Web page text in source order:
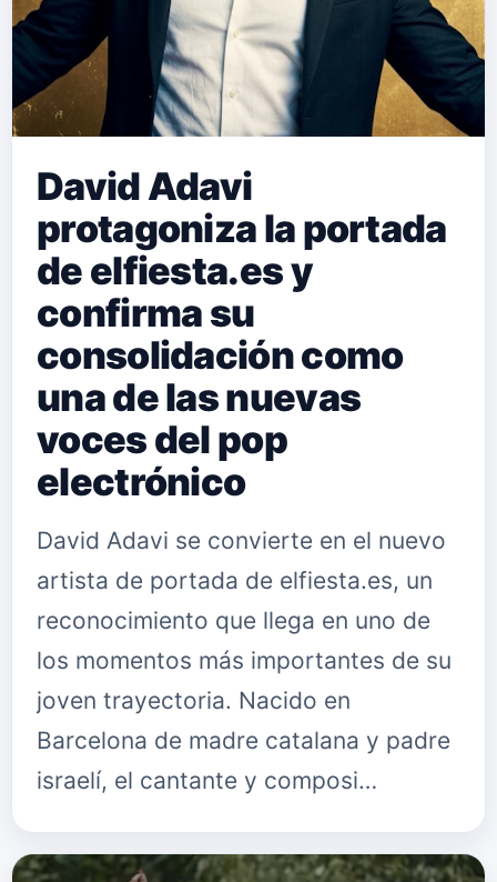
David Adavi
protagoniza la portada
de elfiesta.es y
confirma su
consolidación como
una de las nuevas
voces del pop
electrónico
David Adavi se convierte en el nuevo
artista de portada de elfiesta.es, un
reconocimiento que llega en uno de
los momentos más importantes de su
joven trayectoria. Nacido en
Barcelona de madre catalana y padre
israelí, el cantante y composi…